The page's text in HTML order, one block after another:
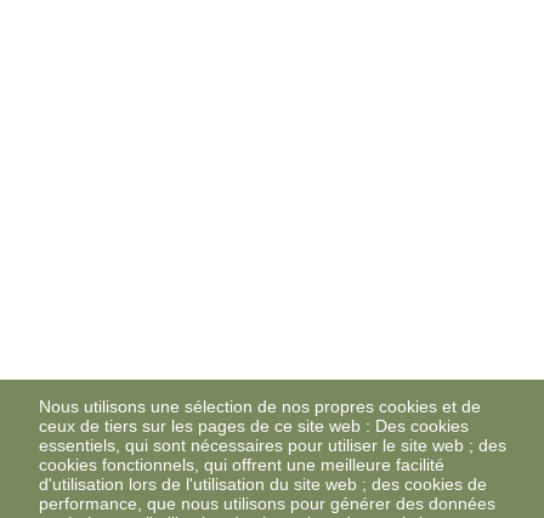
Nous utilisons une sélection de nos propres cookies et de
ceux de tiers sur les pages de ce site web : Des cookies
essentiels, qui sont nécessaires pour utiliser le site web ; des
cookies fonctionnels, qui offrent une meilleure facilité
d'utilisation lors de l'utilisation du site web ; des cookies de
performance, que nous utilisons pour générer des données